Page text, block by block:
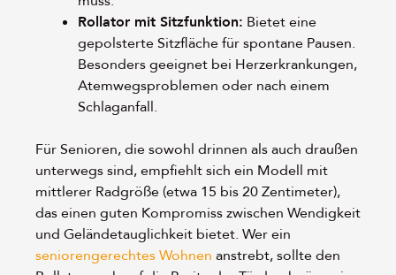
Rollator mit Sitzfunktion: Bietet eine
gepolsterte Sitzfläche für spontane Pausen.
Besonders geeignet bei Herzerkrankungen,
Atemwegsproblemen oder nach einem
Schlaganfall.
Für Senioren, die sowohl drinnen als auch draußen
unterwegs sind, empfiehlt sich ein Modell mit
mittlerer Radgröße (etwa 15 bis 20 Zentimeter),
das einen guten Kompromiss zwischen Wendigkeit
und Geländetauglichkeit bietet. Wer ein
seniorengerechtes Wohnen anstrebt, sollte den